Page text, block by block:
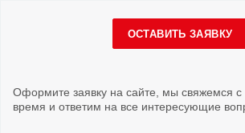
ОСТАВИТЬ ЗАЯВКУ
Оформите заявку на сайте, мы свяжемся
время и ответим на все интересующие